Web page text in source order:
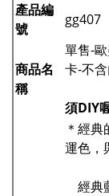
產品編
號
gg407
商品名
稱
單售-
卡-不
須DIY
＊經
運色，
經典